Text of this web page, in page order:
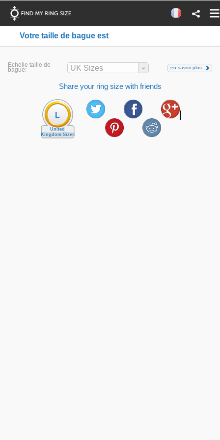
Votre taille de bague est
Echelle taille de
bague: UK Sizes en savoir plus
Share your ring size with friends
L
United
Kingdom Sizes